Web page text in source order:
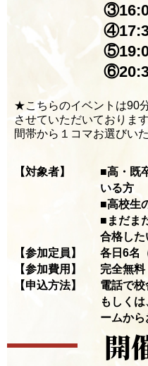
★こちらのイベントは90
させていただいておりま
間帯から１コマお選びい
【対象者】
■高・既
いる方
■高校生
■まだま
合格した
【参加定員】
各日6名
【参加費用】
完全無料
【申込方法】
電話で校
もしく
ームから
開